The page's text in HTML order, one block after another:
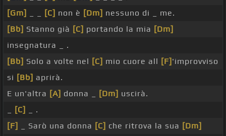
[Gm]
[C] non è [Dm] nessuno di _ me.
[Bb] Stanno già [C] portando la mia [Dm]
insegnatura _ .
[Bb] Solo a volte nel [C] mio cuore all [F] 'improvviso
si [Bb] aprirà.
E un'altra [A] donna _ [Dm] uscirà.
[C]
_ .
[F]
_ Sarò una donna [C] che ritrova la sua [Dm]